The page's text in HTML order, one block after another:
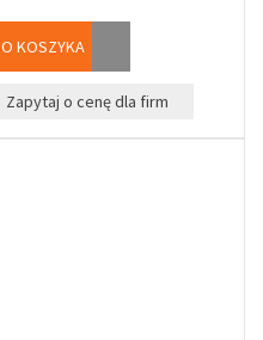
KOSZYKA
Zapytaj o cenę dla firm